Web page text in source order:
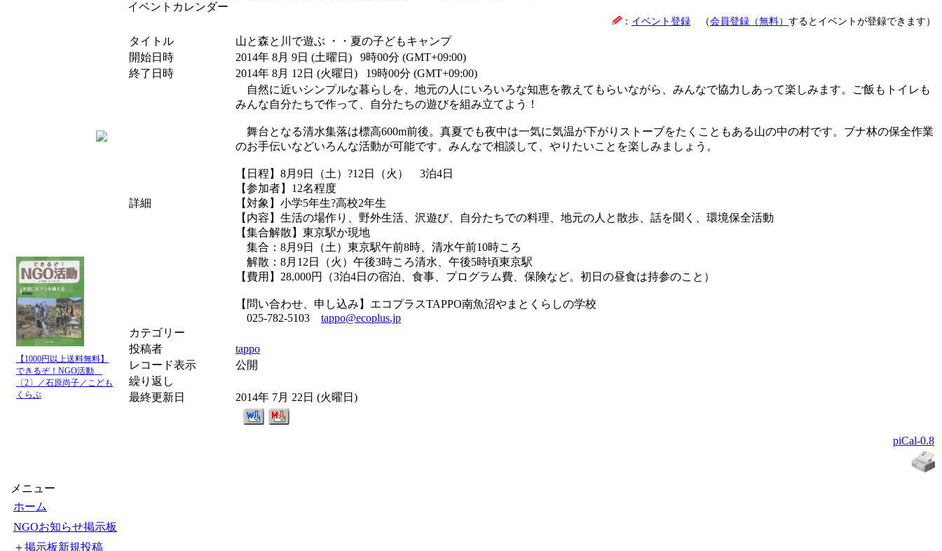
【1000円以上送料無料】
できるぞ！NGO活動
〔2〕／石原尚子／こども
くらぶ
メニュー
ホーム
NGOお知らせ掲示板
＋掲示板新規投稿
イベントカレンダー
： イベント登録 （会員登録（無料） するとイベントが登録できます）
タイトル
山と森と川で遊ぶ ・・夏の子どもキャンプ
開始日時
2014年 8月 9日 (土曜日) 9時00分 (GMT+09:00)
終了日時
2014年 8月 12日 (火曜日) 19時00分 (GMT+09:00)
詳細
自然に近いシンプルな暮らしを、地元の人にいろいろな知恵を教えてもらいながら、みんなで協力しあって楽しみます。ご飯もトイレも
みんな自分たちで作って、自分たちの遊びを組み立てよう！
舞台となる清水集落は標高600m前後。真夏でも夜中は一気に気温が下がりストーブをたくこともある山の中の村です。ブナ林の保全作業
のお手伝いなどいろんな活動が可能です。みんなで相談して、やりたいことを楽しみましょう。
【日程】8月9日（土）?12日（火） 3泊4日
【参加者】12名程度
【対象】小学5年生?高校2年生
【内容】生活の場作り、野外生活、沢遊び、自分たちでの料理、地元の人と散歩、話を聞く、環境保全活動
【集合解散】東京駅か現地
集合：8月9日（土）東京駅午前8時、清水午前10時ころ
解散：8月12日（火）午後3時ころ清水、午後5時頃東京駅
【費用】28,000円（3泊4日の宿泊、食事、プログラム費、保険など。初日の昼食は持参のこと）
【問い合わせ、申し込み】エコプラスTAPPO南魚沼やまとくらしの学校
025-782-5103 tappo@ecoplus.jp
カテゴリー
投稿者
tappo
レコード表示
公開
繰り返し
最終更新日
2014年 7月 22日 (火曜日)
piCal-0.8